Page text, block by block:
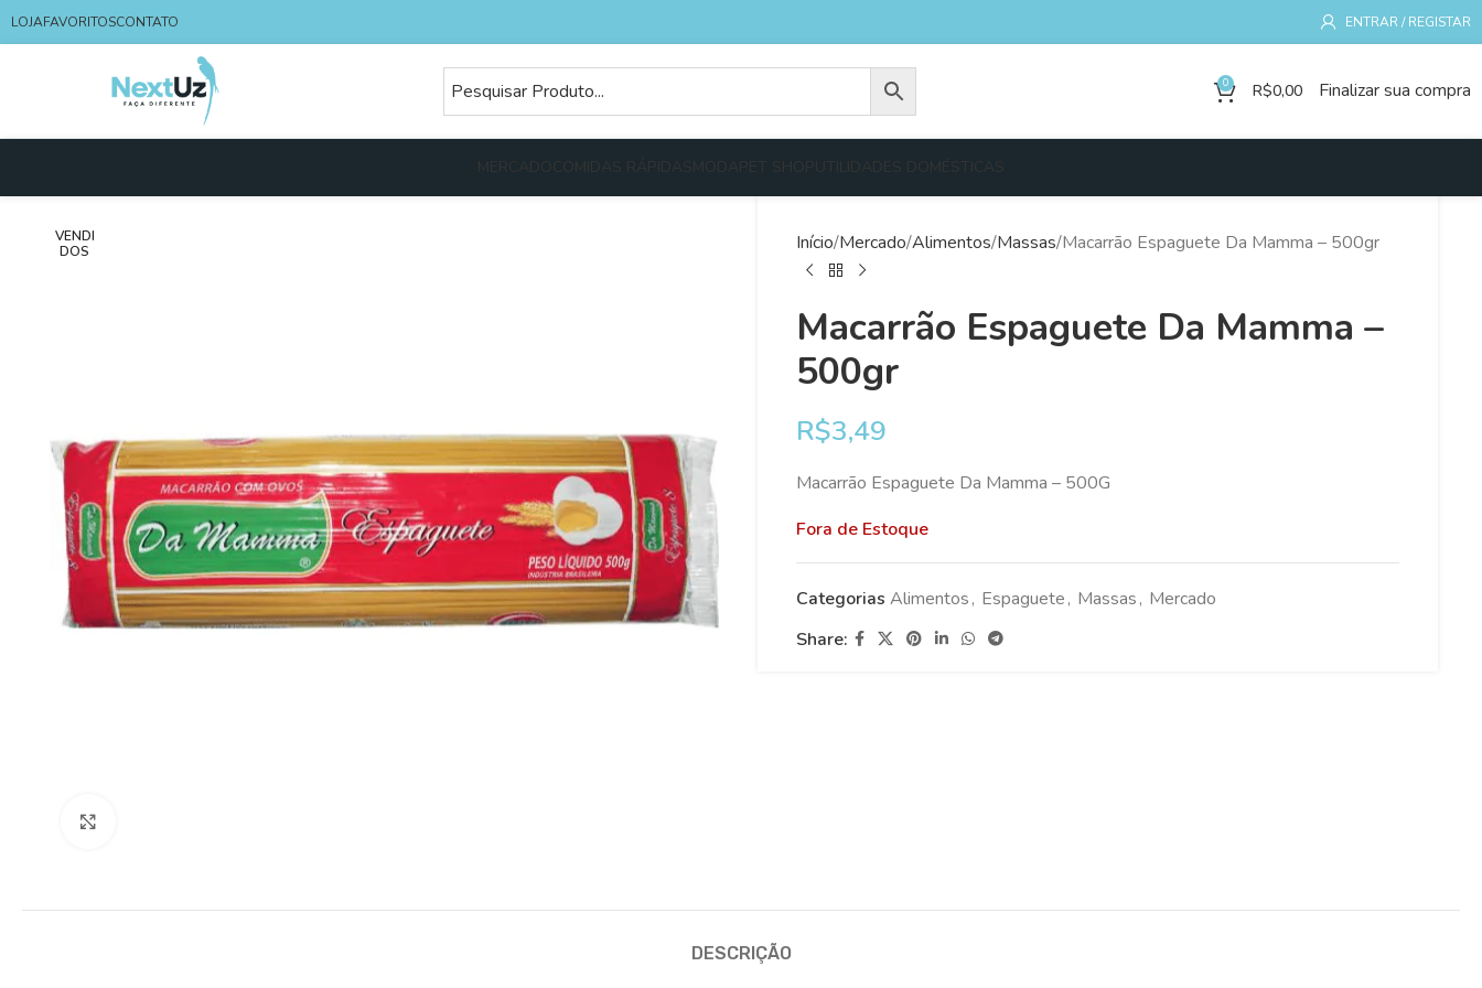
LOJAFAVORITOSCONTATO ENTRAR / REGISTAR
0 R$0,00 Finalizar sua compra
MERCADO COMIDAS RÁPIDAS MODAPET SHOP UTILIDADES DOMÉSTICAS
VENDI
DOS
Início Mercado Alimentos Massas Macarrão Espaguete Da Mamma – 500gr
Macarrão Espaguete Da Mamma –
500gr
R$3,49
Macarrão Espaguete Da Mamma – 500G
Fora de Estoque
Categorias Alimentos, Espaguete, Massas, Mercado
Share:
DESCRIÇÃO